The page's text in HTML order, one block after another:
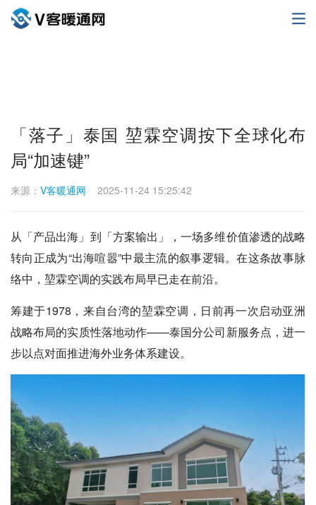
「落子」泰国 堃霖空调按下全球化布
局“加速键”
来源： V客暖通网 2025-11-24 15:25:42
从「产品出海」到「方案输出」，一场多维价值渗透的战略
转向正成为“出海喧嚣”中最主流的叙事逻辑。在这条故事脉
络中，堃霖空调的实践布局早已走在前沿。
筹建于1978，来自台湾的堃霖空调，日前再一次启动亚洲
战略布局的实质性落地动作——泰国分公司新服务点，进一
步以点对面推进海外业务体系建设。